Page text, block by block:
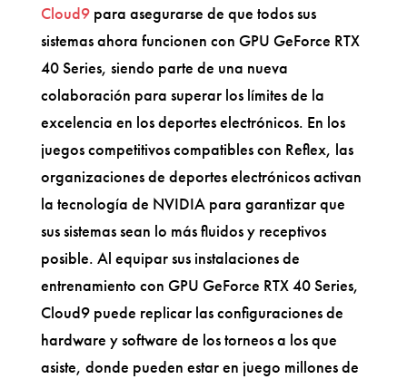
Cloud9para asegurarse de que todos sus
sistemas ahora funcionen con GPU GeForce RTX
40 Series, siendo parte de una nueva
colaboración para superar los límites de la
excelencia en los deportes electrónicos. En los
juegos competitivos compatibles con Reflex, las
organizaciones de deportes electrónicos activan
la tecnología de NVIDIA para garantizar que
sus sistemas sean lo más fluidos y receptivos
posible. Al equipar sus instalaciones de
entrenamiento con GPU GeForce RTX 40 Series,
Cloud9 puede replicar las configuraciones de
hardware y software de los torneos a los que
asiste, donde pueden estar en juego millones de